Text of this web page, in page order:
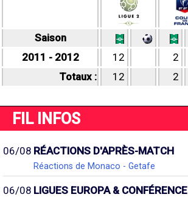
Saison
2011 - 2012
12 2
Totaux :
12 2
FIL INFOS
06/08 RÉACTIONS D'APRÈS-MATCH
Réactions de Monaco - Getafe
06/08 LIGUES EUROPA & CONFÉRENCE